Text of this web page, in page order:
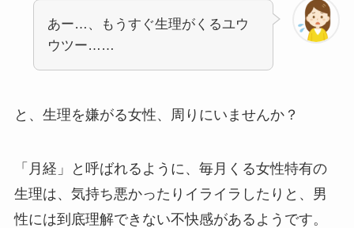
あー…、もうすぐ生理がくるユウ
ウツー……
と、生理を嫌がる女性、周りにいませんか？
「月経」と呼ばれるように、毎月くる女性特有の
生理は、気持ち悪かったりイライラしたりと、男
性には到底理解できない不快感があるようです。